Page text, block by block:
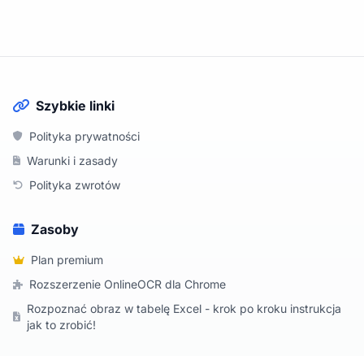
Szybkie linki
Polityka prywatności
Warunki i zasady
Polityka zwrotów
Zasoby
Plan premium
Rozszerzenie OnlineOCR dla Chrome
Rozpoznać obraz w tabelę Excel - krok po kroku instrukcja
jak to zrobić!